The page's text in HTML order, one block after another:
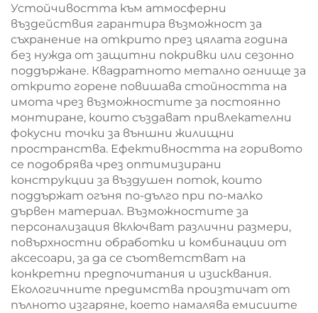
Устойчивостта към атмосферни
въздействия гарантира възможност за
съхранение на открито през цялата година
без нужда от защитни покривки или сезонно
поддържане. Квадратното метално огнище за
открито горене повишава стойността на
имота чрез възможностите за постоянно
монтиране, които създават привлекателни
фокусни точки за външни жилищни
пространства. Ефективността на горивото
се подобрява чрез оптимизирани
конструкции за въздушен поток, които
поддържат огъня по-дълго при по-малко
дървен материал. Възможностите за
персонализация включват различни размери,
повърхностни обработки и комбинации от
аксесоари, за да се съответстват на
конкретни предпочитания и изисквания.
Екологичните предимства произтичат от
пълното изгаряне, което намалява емисиите